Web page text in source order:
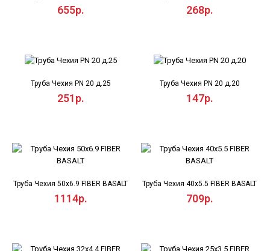
655р. 268р.
Труба Чехия PN 20 д.25
251р.
Труба Чехия PN 20 д.20
147р.
Труба Чехия 50х6.9 FIBER BASALT
1114р.
Труба Чехия 40х5.5 FIBER BASALT
709р.